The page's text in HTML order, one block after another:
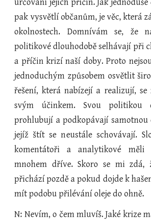
určování jejich příčin. Jak
pak vysvětlí občanům, je věc, která
okolnostech. Domnívám se, že
politikové dlouhodobě selhávají při
a příčin krizí naší doby. Proto
jednoduchým způsobem osvětlit
řešení, která nabízejí a realizují, se
svým účinkem. Svou politikou
prohlubují a podkopávají samotnou
jejíž štít se neustále schovávají.
komentátoři a analytikové měli
mnohem dříve. Skoro se mi zdá,
přichází pozdě a pokud dojde k
mít podobu přilévání oleje do ohně.
N: Nevím, o čem mluvíš. Jaké krize